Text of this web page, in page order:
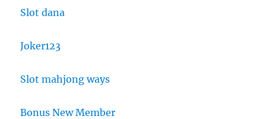
Slot dana
Joker123
Slot mahjong ways
Bonus New Member